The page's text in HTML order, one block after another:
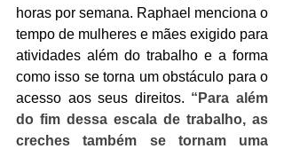
horas por semana. Raphael menciona o
tempo de mulheres e mães exigido para
atividades além do trabalho e a forma
como isso se torna um obstáculo para o
acesso aos seus direitos. “Para além
do fim dessa escala de trabalho, as
creches também se tornam uma